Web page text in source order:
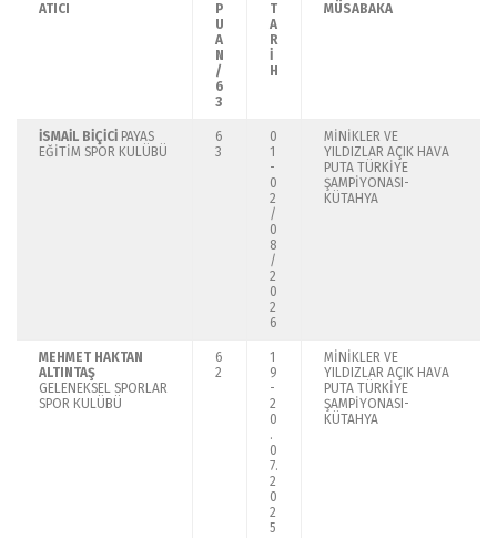
ATICI
P
U
A
N
/
6
3
T
A
R
İ
H
MÜSABAKA
İSMAİL BİÇİCİ PAYAS
EĞİTİM SPOR KULÜBÜ
6
3
0
1
-
0
2
/
0
8
/
2
0
2
6
MİNİKLER VE
YILDIZLAR AÇIK HAVA
PUTA TÜRKİYE
ŞAMPİYONASI-
KÜTAHYA
MEHMET HAKTAN
ALTINTAŞ
GELENEKSEL SPORLAR
SPOR KULÜBÜ
6
2
1
9
-
2
0
.
0
7.
2
0
2
5
MİNİKLER VE
YILDIZLAR AÇIK HAVA
PUTA TÜRKİYE
ŞAMPİYONASI-
KÜTAHYA